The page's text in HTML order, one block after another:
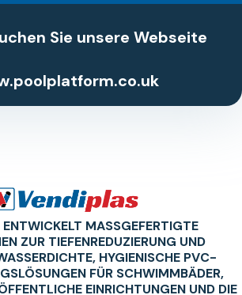
Sie unsere Webseite
MASSGEFERTIGTE P
ZUR TIEFENREDUZIERUNG UND P
HYGIENISCHE PVC-A
FÜR SCHWIMMBÄDER, S
EINRICHTUNGEN UND DIE L